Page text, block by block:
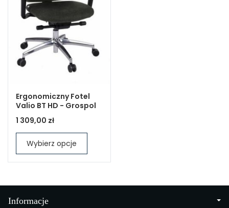
Ergonomiczny Fotel
Valio BT HD - Grospol
1 309,00 zł
Wybierz opcje
Informacje